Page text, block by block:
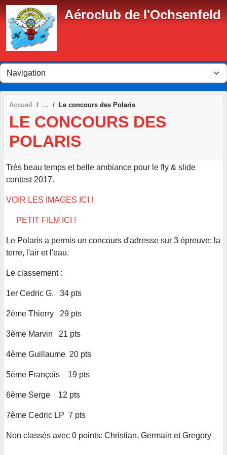
Aéroclub de l'Ochsenfeld
Accueil Le concours des Polaris
LE CONCOURS DES
POLARIS
Très beau temps et belle ambiance pour le fly & slide
contest 2017.
VOIR LES IMAGES ICI !
PETIT FILM ICI !
Le Polaris a permis un concours d'adresse sur 3 épreuve: la
terre, l'air et l'eau.
Le classement :
1er Cedric G. 34 pts
2ème Thierry 29 pts
3ème Marvin 21 pts
4ème Guillaume 20 pts
5ème François 19 pts
6ème Serge 12 pts
7ème Cedric LP 7 pts
Non classés avec 0 points: Christian, Germain et Gregory
Panneau de gestion des cookies